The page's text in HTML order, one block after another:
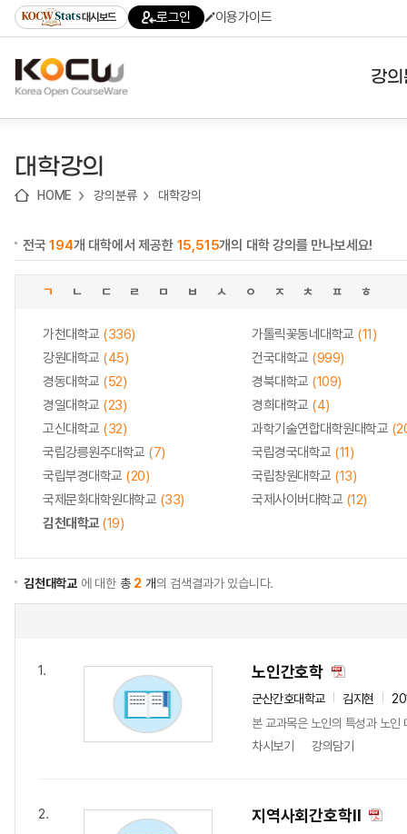
기
기
기
content)
가
대시보드 로그인 이용가이드
강
대학강의
HOME 강의분류 대학강의
전국194개 대학에서 제공한 15,515개의 대학 강의를 만나보세요!
ㄱ ㄴ ㄷ ㄹ ㅁ ㅂ ㅅ ㅇ ㅈ ㅊ ㅍ ㅎ
가천대학교 (336) 가톨릭꽃동네대학교 (11)
강원대학교 (45) 건국대학교 (999)
경동대학교 (52) 경북대학교 (109)
경일대학교 (23) 경희대학교 (4)
고신대학교 (32) 과학기술연합대학원대학교
국립강릉원주대학교 (7) 국립경국대학교 (11)
국립부경대학교 (20) 국립창원대학교 (13)
국제문화대학원대학교 (33) 국제사이버대학교 (12)
김천대학교(19)
김천대학교 에 대한 총 2 개의 검색결과가 있습니다.
1. 노인간호학
군산간호대학교 김지현
본 교과목은 노인의 특성과 노인
차시보기
강의담기
2. 지역사회간호학Ⅱ